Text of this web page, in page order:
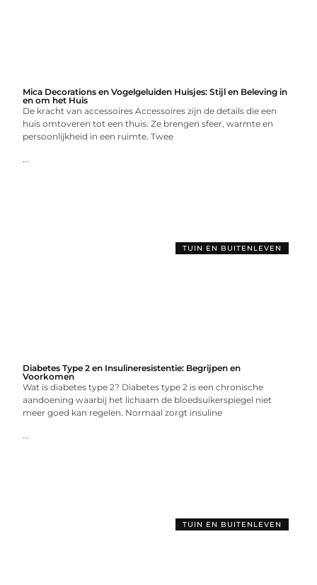
Mica Decorations en Vogelgeluiden Huisjes: Stijl en Beleving in
en om het Huis
De kracht van accessoires Accessoires zijn de details die een
huis omtoveren tot een thuis. Ze brengen sfeer, warmte en
persoonlijkheid in een ruimte. Twee
...
TUIN EN BUITENLEVEN
Diabetes Type 2 en Insulineresistentie: Begrijpen en
Voorkomen
Wat is diabetes type 2? Diabetes type 2 is een chronische
aandoening waarbij het lichaam de bloedsuikerspiegel niet
meer goed kan regelen. Normaal zorgt insuline
...
TUIN EN BUITENLEVEN